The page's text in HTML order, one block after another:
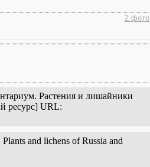
2 фото
Растения и лишайники
ресурс] URL:
and lichens of Russia and